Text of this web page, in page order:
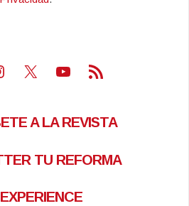
X Youtube
Feed RSS
A LA REVISTA
TU REFORMA